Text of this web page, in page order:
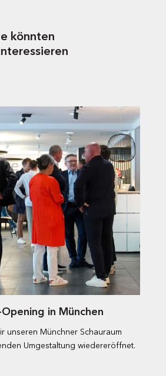
könnten
Opening in München
unseren Münchner Schauraum
Umgestaltung wiedereröffnet.